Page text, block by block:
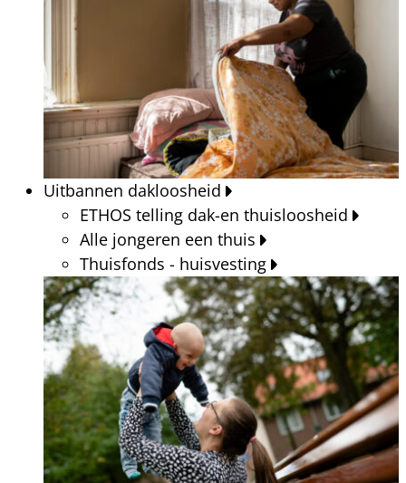
Uitbannen dakloosheid
ETHOS telling dak-en thuisloosheid
Alle jongeren een thuis
Thuisfonds - huisvesting